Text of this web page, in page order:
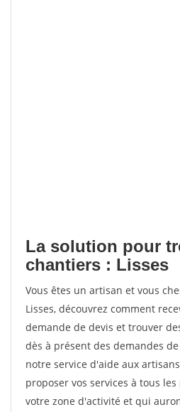
La solution pour
chantiers : Lisses
Vous êtes un artisan et vous
Lisses, découvrez comment
demande de devis et trouver
dès à présent des demandes
notre service d'aide aux
proposer vos services à tous
votre zone d'activité et qui